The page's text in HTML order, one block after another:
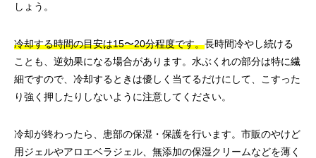
しょう。
冷却する時間の目安は15〜20分程度です。長時間冷やし続ける
ことも、逆効果になる場合があります。水ぶくれの部分は特に繊
細ですので、冷却するときは優しく当てるだけにして、こすった
り強く押したりしないように注意してください。
冷却が終わったら、患部の保湿・保護を行います。市販のやけど
用ジェルやアロエベラジェル、無添加の保湿クリームなどを薄く